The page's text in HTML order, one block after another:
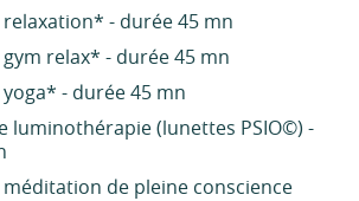
relaxation* - durée 45 mn
gym relax* - durée 45 mn
yoga* - durée 45 mn
luminothérapie (lunettes PSIO©) -
méditation de pleine conscience